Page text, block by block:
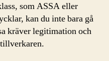
som ASSA eller
kan du inte bara gå
kräver legitimation och